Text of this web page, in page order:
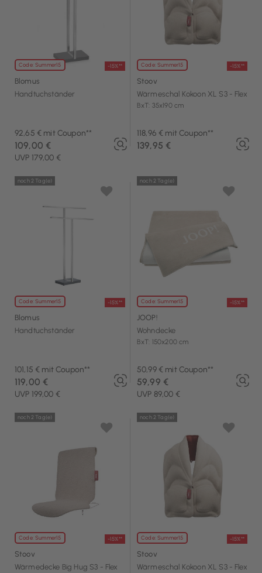
Code: Summer15 -15%**
Blomus
Handtuchständer
92,65 € mit Coupon**
UVP 179,00 €
109,00 €
Code: Summer15 -15%**
Stoov
Wärmeschal Kokoon XL S3 - Flex
BxT: 35x190 cm
118,96 € mit Coupon**
139,95 €
Code: Summer15 -15%**
noch 2 Tag(e)
Blomus
Handtuchständer
101,15 € mit Coupon**
UVP 199,00 €
119,00 €
Code: Summer15 -15%**
noch 2 Tag(e)
JOOP!
Wohndecke
BxT: 150x200 cm
50,99 € mit Coupon**
UVP 89,00 €
59,99 €
Code: Summer15 -15%**
noch 2 Tag(e)
Stoov
Wärmedecke Big Hug S3 - Flex
Code: Summer15 -15%**
noch 2 Tag(e)
Stoov
Wärmeschal Kokoon XL S3 - Flex